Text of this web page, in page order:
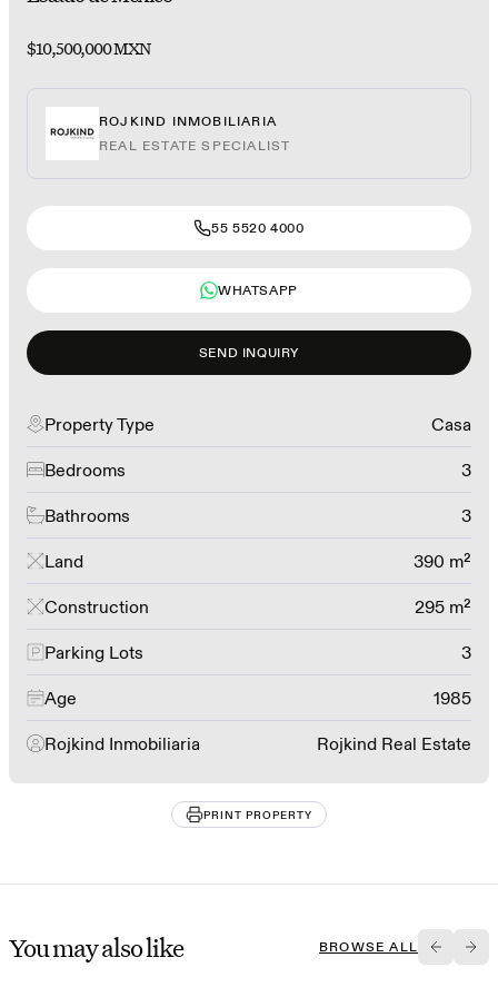
$10,500,000 MXN
ROJKIND INMOBILIARIA
REAL ESTATE SPECIALIST
55 5520 4000
WHATSAPP
SEND INQUIRY
Property Type Casa
Bedrooms 3
Bathrooms 3
Land 390 m²
Construction 295 m²
Parking Lots 3
Age 1985
Rojkind Inmobiliaria Rojkind Real Estate
PRINT PROPERTY
You may also like BROWSE ALL